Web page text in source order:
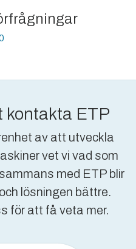
kontakta ETP
av att utveckla
vet vi vad som
med ETP blir
lösningen bättre.
för att få veta mer.